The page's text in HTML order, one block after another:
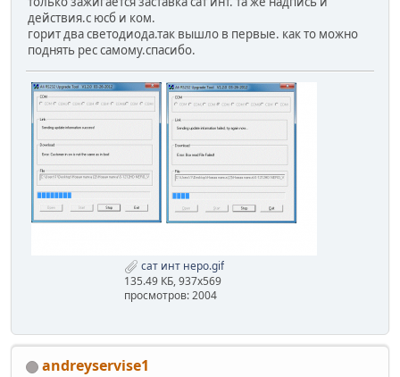
действия.с юсб и ком.
горит два светодиода.так вышло в первые. как то можно
поднять рес самому.спасибо.
сат инт неро.gif
135.49 КБ, 937x569
просмотров: 2004
andreyservise1